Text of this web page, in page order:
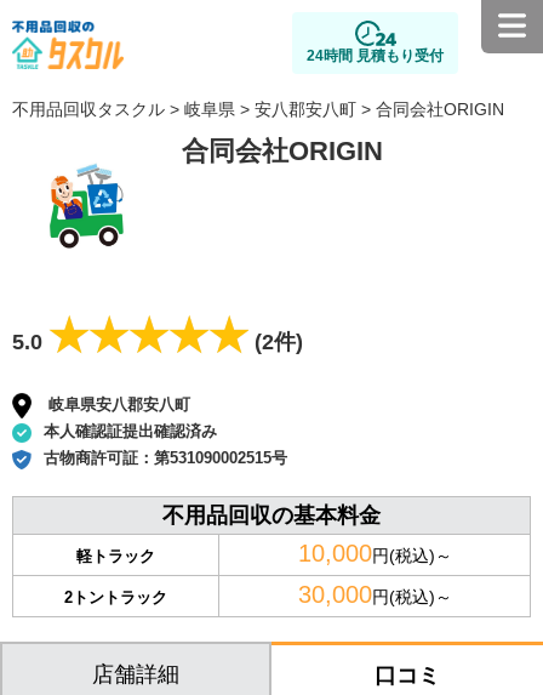
24時間 見積もり受付
不用品回収タスクル > 岐阜県 > 安八郡安八町 > 合同会社ORIGIN
合同会社ORIGIN
5.0 ★★★★★
★★★★★ (2件)
岐阜県安八郡安八町
本人確認証提出確認済み
古物商許可証： 第531090002515号
不用品回収の基本料金
軽トラック 10,000円(税込)～
2トントラック 30,000円(税込)～
店舗詳細 口コミ